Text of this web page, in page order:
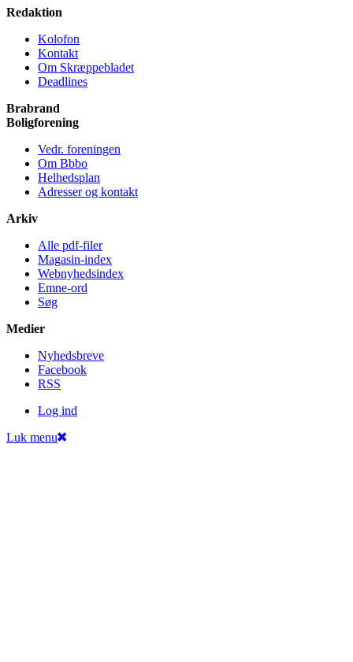
Redaktion
Kolofon
Kontakt
Om Skræppe­bladet
Deadlines
Brabrand
Bolig­forening
Vedr. foreningen
Om Bbbo
Helheds­plan
Adresser og kontakt
Arkiv
Alle pdf-filer
Magasin-index
Webnyhedsindex
Emne-ord
Søg
Medier
Nyheds­breve
Facebook
RSS
Log ind
Luk menu